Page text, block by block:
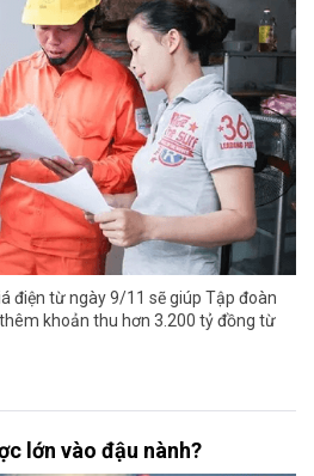
điện từ ngày 9/11 sẽ giúp Tập đoàn
khoản thu hơn 3.200 tỷ đồng từ
lớn vào đậu nành?